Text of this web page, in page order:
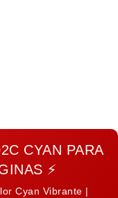
CYAN PARA
⚡
Cyan Vibrante |